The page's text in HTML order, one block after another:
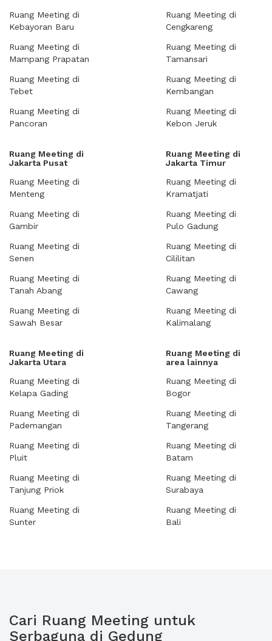
Ruang Meeting di
Kebayoran Baru
Ruang Meeting di
Mampang Prapatan
Ruang Meeting di
Tebet
Ruang Meeting di
Pancoran
Ruang Meeting di
Cengkareng
Ruang Meeting di
Tamansari
Ruang Meeting di
Kembangan
Ruang Meeting di
Kebon Jeruk
Ruang Meeting di
Jakarta Pusat
Ruang Meeting di
Menteng
Ruang Meeting di
Gambir
Ruang Meeting di
Senen
Ruang Meeting di
Tanah Abang
Ruang Meeting di
Sawah Besar
Ruang Meeting di
Jakarta Timur
Ruang Meeting di
Kramatjati
Ruang Meeting di
Pulo Gadung
Ruang Meeting di
Cililitan
Ruang Meeting di
Cawang
Ruang Meeting di
Kalimalang
Ruang Meeting di
Jakarta Utara
Ruang Meeting di
Kelapa Gading
Ruang Meeting di
Pademangan
Ruang Meeting di
Pluit
Ruang Meeting di
Tanjung Priok
Ruang Meeting di
Sunter
Ruang Meeting di
area lainnya
Ruang Meeting di
Bogor
Ruang Meeting di
Tangerang
Ruang Meeting di
Batam
Ruang Meeting di
Surabaya
Ruang Meeting di
Bali
Cari Ruang Meeting untuk
Serbaguna di Gedung